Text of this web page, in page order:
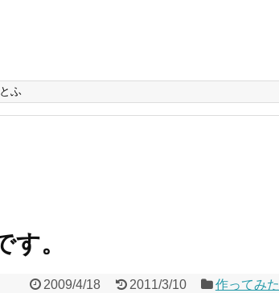
ふ
。
2009/4/18 2011/3/10 作ってみた